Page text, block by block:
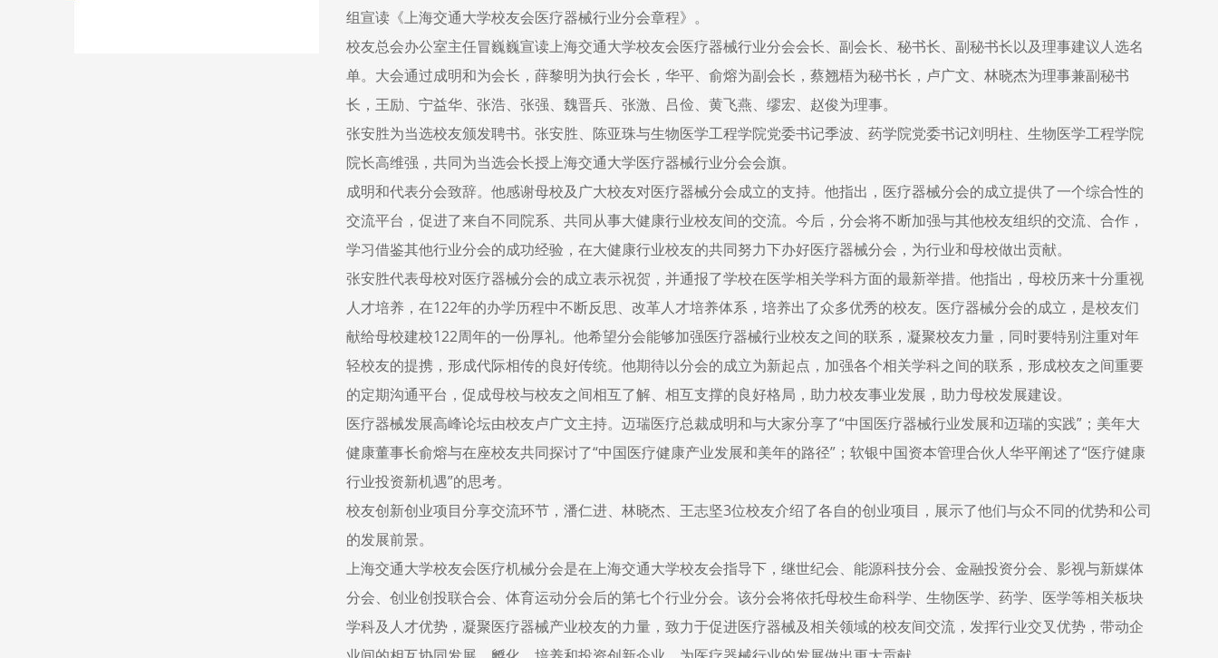
组宣读《上海交通大学校友会医疗器械行业分会章程》。
校友总会办公室主任冒巍巍宣读上海交通大学校友会医疗器械行业分会会长、副会长、秘书长、副秘书长以及理事建议人选名
单。大会通过成明和为会长，薛黎明为执行会长，华平、俞熔为副会长，蔡翘梧为秘书长，卢广文、林晓杰为理事兼副秘书
长，王励、宁益华、张浩、张强、魏晋兵、张激、吕俭、黄飞燕、缪宏、赵俊为理事。
张安胜为当选校友颁发聘书。张安胜、陈亚珠与生物医学工程学院党委书记季波、药学院党委书记刘明柱、生物医学工程学院
院长高维强，共同为当选会长授上海交通大学医疗器械行业分会会旗。
成明和代表分会致辞。他感谢母校及广大校友对医疗器械分会成立的支持。他指出，医疗器械分会的成立提供了一个综合性的
交流平台，促进了来自不同院系、共同从事大健康行业校友间的交流。今后，分会将不断加强与其他校友组织的交流、合作，
学习借鉴其他行业分会的成功经验，在大健康行业校友的共同努力下办好医疗器械分会，为行业和母校做出贡献。
张安胜代表母校对医疗器械分会的成立表示祝贺，并通报了学校在医学相关学科方面的最新举措。他指出，母校历来十分重视
人才培养，在122年的办学历程中不断反思、改革人才培养体系，培养出了众多优秀的校友。医疗器械分会的成立，是校友们
献给母校建校122周年的一份厚礼。他希望分会能够加强医疗器械行业校友之间的联系，凝聚校友力量，同时要特别注重对年
轻校友的提携，形成代际相传的良好传统。他期待以分会的成立为新起点，加强各个相关学科之间的联系，形成校友之间重要
的定期沟通平台，促成母校与校友之间相互了解、相互支撑的良好格局，助力校友事业发展，助力母校发展建设。
医疗器械发展高峰论坛由校友卢广文主持。迈瑞医疗总裁成明和与大家分享了“中国医疗器械行业发展和迈瑞的实践”；美年大
健康董事长俞熔与在座校友共同探讨了“中国医疗健康产业发展和美年的路径”；软银中国资本管理合伙人华平阐述了“医疗健康
行业投资新机遇”的思考。
校友创新创业项目分享交流环节，潘仁进、林晓杰、王志坚3位校友介绍了各自的创业项目，展示了他们与众不同的优势和公司
的发展前景。
上海交通大学校友会医疗机械分会是在上海交通大学校友会指导下，继世纪会、能源科技分会、金融投资分会、影视与新媒体
分会、创业创投联合会、体育运动分会后的第七个行业分会。该分会将依托母校生命科学、生物医学、药学、医学等相关板块
学科及人才优势，凝聚医疗器械产业校友的力量，致力于促进医疗器械及相关领域的校友间交流，发挥行业交叉优势，带动企